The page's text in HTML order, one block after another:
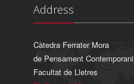
Address
Càtedra Ferrater Mora
de Pensament Contemporani
Facultat de Lletres